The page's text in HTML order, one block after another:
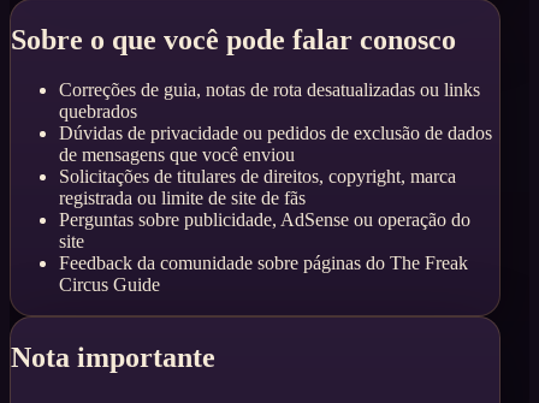
Sobre o que você pode falar conosco
Correções de guia, notas de rota desatualizadas ou links
quebrados
Dúvidas de privacidade ou pedidos de exclusão de dados
de mensagens que você enviou
Solicitações de titulares de direitos, copyright, marca
registrada ou limite de site de fãs
Perguntas sobre publicidade, AdSense ou operação do
site
Feedback da comunidade sobre páginas do The Freak
Circus Guide
Nota importante